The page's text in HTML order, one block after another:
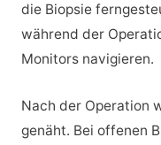
die Biopsie
während der
Monitors navigieren.
Nach der Operation
genäht. Bei offenen